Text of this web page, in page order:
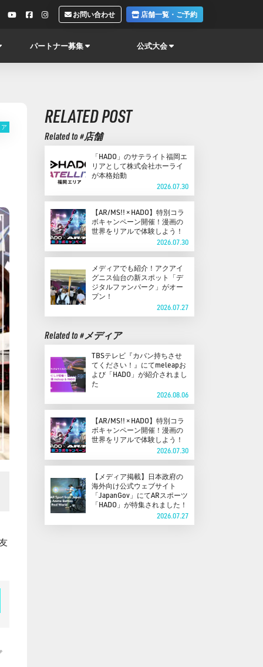
お問い合わせ 店舗一覧・ご予約
パートナー募集 公式大会
RELATED POST
Related to #店舗
「HADO」のサテライト福岡エ
リアとして株式会社ホーライ
が本格始動
2026.07.30
【AR/MS!! × HADO】特別コラ
ボキャンペーン開催！漫画の
世界をリアルで体験しよう！
2026.07.30
メディアでも紹介！アクアイ
グニス仙台の新スポット「デ
ジタルファンパーク」がオー
プン！
2026.07.27
Related to #メディア
TBSテレビ『カバン持ちさせ
てください！』にてmeleapお
よび「HADO」が紹介されまし
た
2026.08.06
【AR/MS!! × HADO】特別コラ
ボキャンペーン開催！漫画の
世界をリアルで体験しよう！
2026.07.30
【メディア掲載】日本政府の
海外向け公式ウェブサイト
「JapanGov」にてARスポーツ
「HADO」が特集されました！
2026.07.27